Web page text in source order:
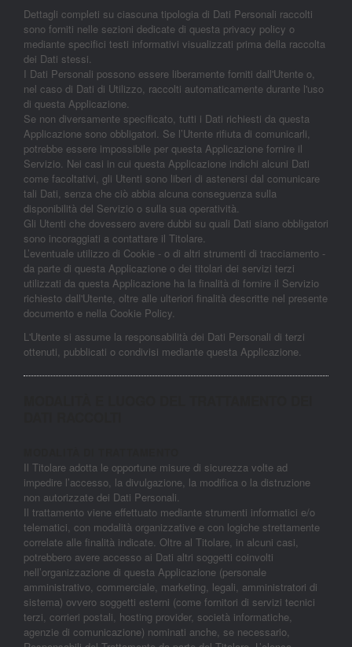
Dettagli completi su ciascuna tipologia di Dati Personali raccolti
sono forniti nelle sezioni dedicate di questa privacy policy o
mediante specifici testi informativi visualizzati prima della raccolta
dei Dati stessi.
I Dati Personali possono essere liberamente forniti dall'Utente o,
nel caso di Dati di Utilizzo, raccolti automaticamente durante l'uso
di questa Applicazione.
Se non diversamente specificato, tutti i Dati richiesti da questa
Applicazione sono obbligatori. Se l’Utente rifiuta di comunicarli,
potrebbe essere impossibile per questa Applicazione fornire il
Servizio. Nei casi in cui questa Applicazione indichi alcuni Dati
come facoltativi, gli Utenti sono liberi di astenersi dal comunicare
tali Dati, senza che ciò abbia alcuna conseguenza sulla
disponibilità del Servizio o sulla sua operatività.
Gli Utenti che dovessero avere dubbi su quali Dati siano obbligatori
sono incoraggiati a contattare il Titolare.
L’eventuale utilizzo di Cookie - o di altri strumenti di tracciamento -
da parte di questa Applicazione o dei titolari dei servizi terzi
utilizzati da questa Applicazione ha la finalità di fornire il Servizio
richiesto dall'Utente, oltre alle ulteriori finalità descritte nel presente
documento e nella Cookie Policy.
L'Utente si assume la responsabilità dei Dati Personali di terzi
ottenuti, pubblicati o condivisi mediante questa Applicazione.
Il Titolare adotta le opportune misure di sicurezza volte ad
impedire l’accesso, la divulgazione, la modifica o la distruzione
non autorizzate dei Dati Personali.
Il trattamento viene effettuato mediante strumenti informatici e/o
telematici, con modalità organizzative e con logiche strettamente
correlate alle finalità indicate. Oltre al Titolare, in alcuni casi,
potrebbero avere accesso ai Dati altri soggetti coinvolti
nell’organizzazione di questa Applicazione (personale
amministrativo, commerciale, marketing, legali, amministratori di
sistema) ovvero soggetti esterni (come fornitori di servizi tecnici
terzi, corrieri postali, hosting provider, società informatiche,
agenzie di comunicazione) nominati anche, se necessario,